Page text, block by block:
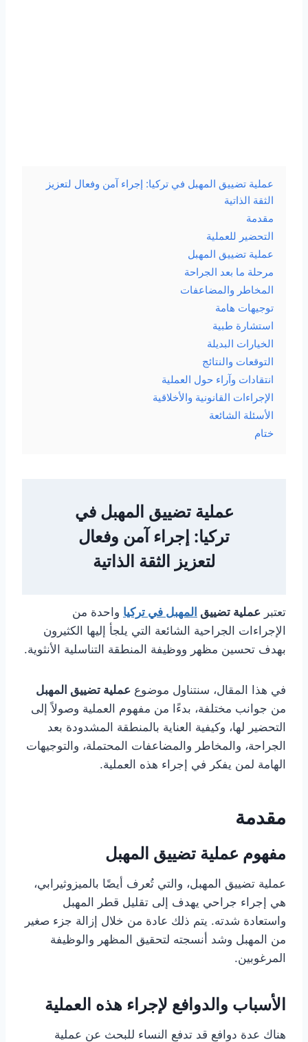
عملية تضييق المهبل في تركيا: إجراء آمن وفعال لتعزيز
الثقة الذاتية
مقدمة
التحضير للعملية
عملية تضييق المهبل
مرحلة ما بعد الجراحة
المخاطر والمضاعفات
توجيهات هامة
استشارة طبية
الخيارات البديلة
التوقعات والنتائج
انتقادات وآراء حول العملية
الإجراءات القانونية والأخلاقية
الأسئلة الشائعة
ختام
عملية تضييق المهبل في
تركيا: إجراء آمن وفعال
لتعزيز الثقة الذاتية
تعتبر عملية تضييق المهبل في تركيا واحدة من
الإجراءات الجراحية الشائعة التي يلجأ إليها الكثيرون
بهدف تحسين مظهر ووظيفة المنطقة التناسلية الأنثوية.
في هذا المقال، سنتناول موضوع عملية تضييق المهبل
من جوانب مختلفة، بدءًا من مفهوم العملية وصولاً إلى
التحضير لها، وكيفية العناية بالمنطقة المشدودة بعد
الجراحة، والمخاطر والمضاعفات المحتملة، والتوجيهات
الهامة لمن يفكر في إجراء هذه العملية.
مقدمة
مفهوم عملية تضييق المهبل
عملية تضييق المهبل، والتي تُعرف أيضًا بالميزوثيرابي،
هي إجراء جراحي يهدف إلى تقليل قطر المهبل
واستعادة شدته. يتم ذلك عادة من خلال إزالة جزء صغير
من المهبل وشد أنسجته لتحقيق المظهر والوظيفة
المرغوبين.
الأسباب والدوافع لإجراء هذه العملية
هناك عدة دوافع قد تدفع النساء للبحث عن عملية